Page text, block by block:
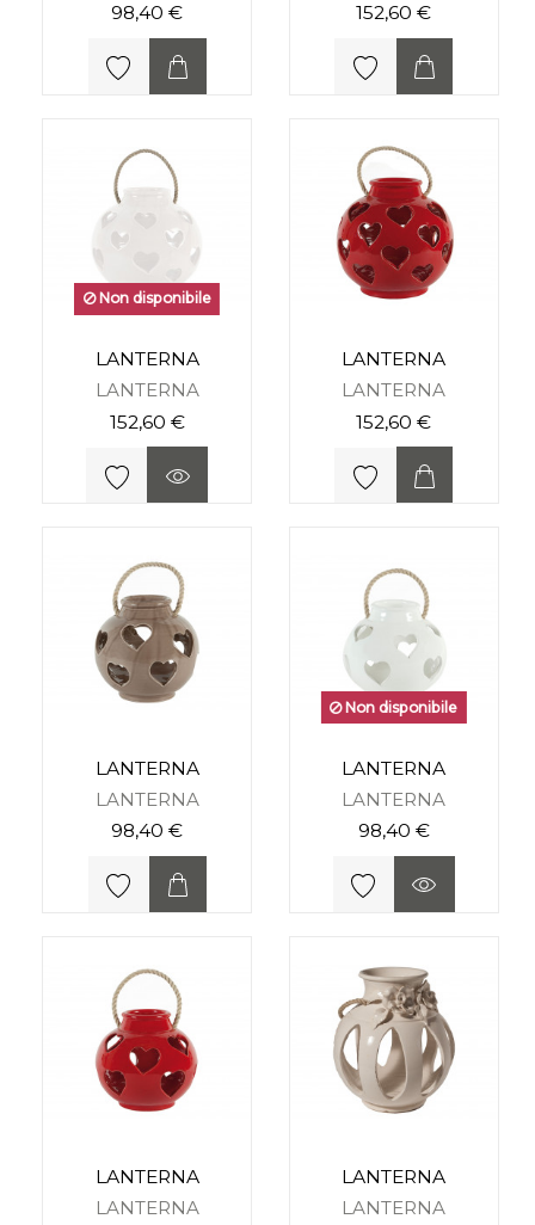
98,40 €
152,60 €
Non disponibile
LANTERNA
LANTERNA
152,60 €
LANTERNA
LANTERNA
152,60 €
LANTERNA
LANTERNA
98,40 €
Non disponibile
LANTERNA
LANTERNA
98,40 €
LANTERNA
LANTERNA
LANTERNA
LANTERNA